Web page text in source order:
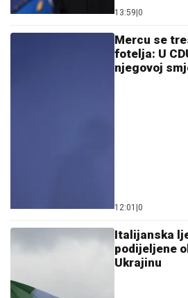
13:59|0
Mercu se
fotelja: U
njegovoj
12:01 |0
Italijanska
podijeljene
Ukrajinu